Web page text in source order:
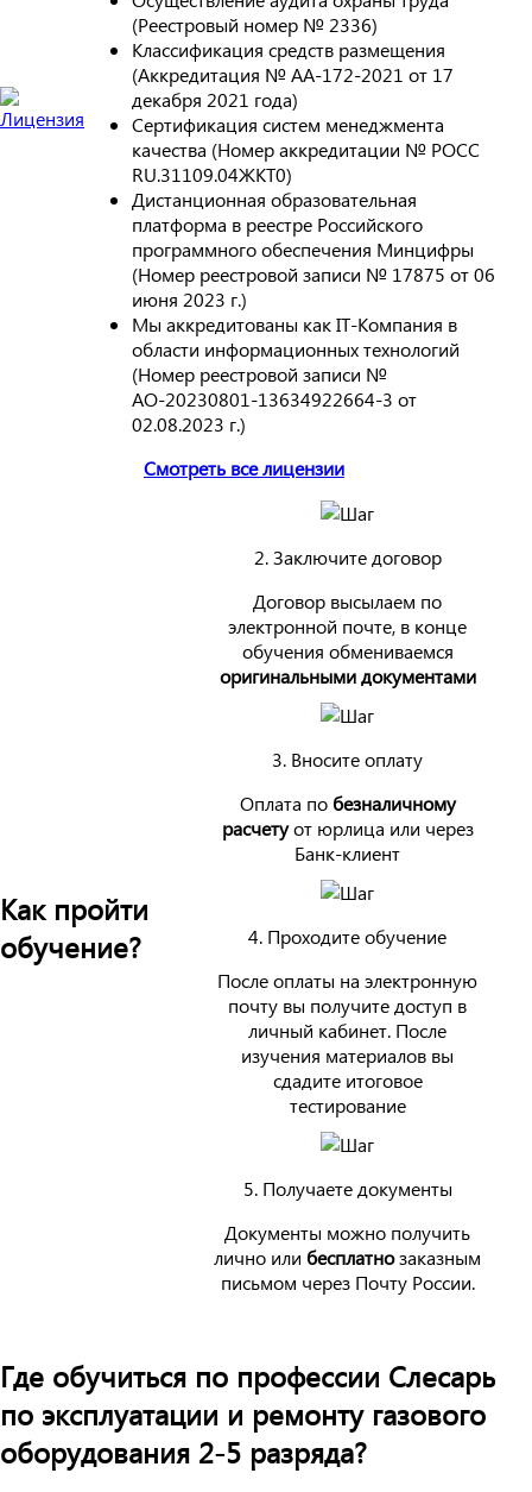
(Реестровый номер № 2336)
Классификация средств размещения
(Аккредитация № АА-172-2021 от 17
декабря 2021 года)
Сертификация систем менеджмента
качества (Номер аккредитации № РОСС
RU.31109.04ЖКТ0)
Дистанционная образовательная
платформа в реестре Российского
программного обеспечения Минцифры
(Номер реестровой записи № 17875 от 06
июня 2023 г.)
Мы аккредитованы как IT-Компания в
области информационных технологий
(Номер реестровой записи №
АО-20230801-13634922664-3 от
02.08.2023 г.)
Смотреть все лицензии
Как пройти
обучение?
2. Заключите договор
Договор высылаем по
электронной почте, в конце
обучения обмениваемся
оригинальными документами
3. Вносите оплату
Оплата по безналичному
расчетуот юрлица или через
Банк-клиент
4. Проходите обучение
После оплаты на электронную
почту вы получите доступ в
личный кабинет. После
изучения материалов вы
сдадите итоговое
тестирование
5. Получаете документы
Документы можно получить
лично или бесплатнозаказным
письмом через Почту России.
Где обучиться по профессии Слесарь
по эксплуатации и ремонту газового
оборудования 2-5 разряда?